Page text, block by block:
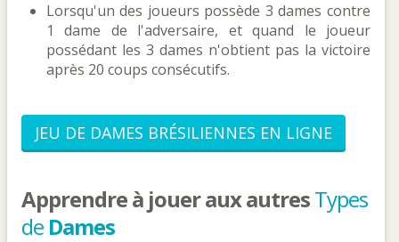
Lorsqu'un des joueurs possède 3 dames contre
1 dame de l'adversaire, et quand le joueur
possédant les 3 dames n'obtient pas la victoire
après 20 coups consécutifs.
JEU DE DAMES BRÉSILIENNES EN LIGNE
Apprendre à jouer aux autresTypes
de Dames